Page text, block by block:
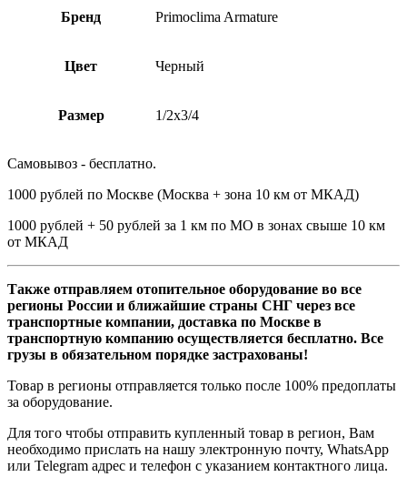
Бренд Primoclima Armature
Цвет Черный
Размер 1/2х3/4
Самовывоз - бесплатно.
1000 рублей по Москве (Москва + зона 10 км от МКАД)
1000 рублей + 50 рублей за 1 км по МО в зонах свыше 10 км
от МКАД
Также отправляем отопительное оборудование во все
регионы России и ближайшие страны СНГ через все
транспортные компании, доставка по Москве в
транспортную компанию осуществляется бесплатно. Все
грузы в обязательном порядке застрахованы!
Товар в регионы отправляется только после 100% предоплаты
за оборудование.
Для того чтобы отправить купленный товар в регион, Вам
необходимо прислать на нашу электронную почту, WhatsApp
или Telegram адрес и телефон с указанием контактного лица.